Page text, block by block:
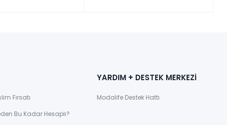
Fırsatı
Bu Kadar Hesaplı?
YARDIM + DESTEK MERKEZİ
Modalife Destek Hattı